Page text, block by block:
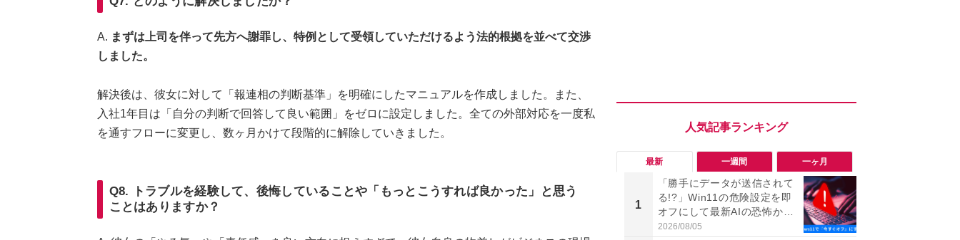
A. まずは上司を伴って先方へ謝罪し、特例として受領していただけるよう法的根拠を並べて交渉
しました。
解決後は、彼女に対して「報連相の判断基準」を明確にしたマニュアルを作成しました。また、
入社1年目は「自分の判断で回答して良い範囲」をゼロに設定しました。全ての外部対応を一度私
を通すフローに変更し、数ヶ月かけて段階的に解除していきました。
Q8. トラブルを経験して、後悔していることや「もっとこうすれば良かった」と思う
ことはありますか？
最新 一週間 一ヶ月
1
「勝手にデータが送信されて
る!?」Win11の危険設定を即
オフにして最新AIの恐怖から
身を守る技
2026/08/05